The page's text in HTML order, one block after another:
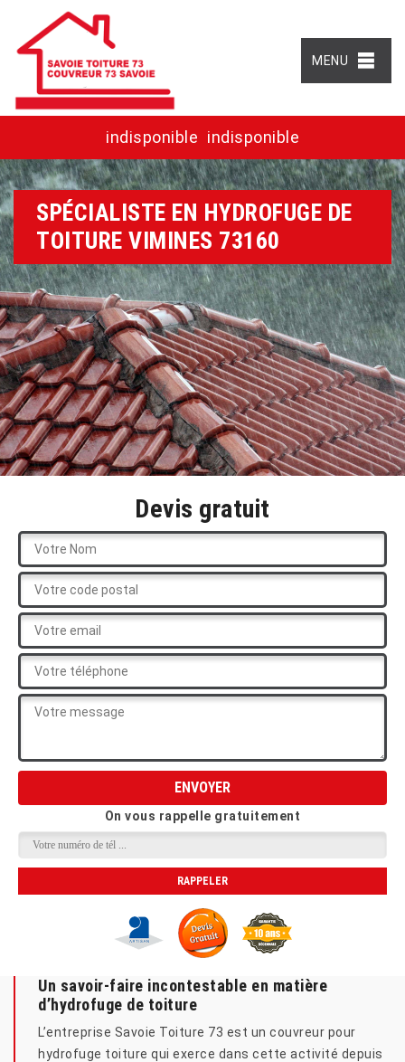
MENU
indisponible indisponible
SPÉCIALISTE EN HYDROFUGE DE
TOITURE VIMINES 73160
Devis gratuit
On vous rappelle gratuitement
Un savoir-faire incontestable en matière
d’hydrofuge de toiture
L’entreprise Savoie Toiture 73 est un couvreur pour
hydrofuge toiture qui exerce dans cette activité depuis